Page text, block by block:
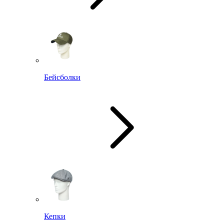
Бейсболки
Кепки